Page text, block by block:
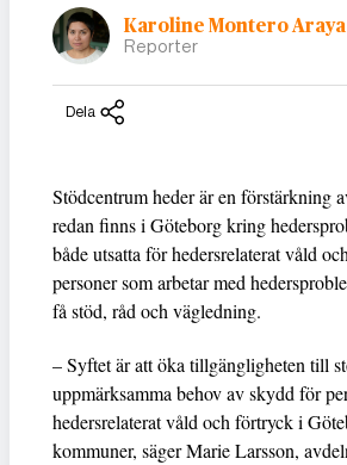
Karoline Montero Araya
Reporter
Dela
Stödcentrum heder är en förstärkning
redan finns i Göteborg kring
både utsatta för hedersrelaterat våld
personer som arbetar med
få stöd, råd och vägledning.
– Syftet är att öka tillgängligheten till
uppmärksamma behov av skydd för
hedersrelaterat våld och förtryck i
kommuner, säger Marie Larsson,